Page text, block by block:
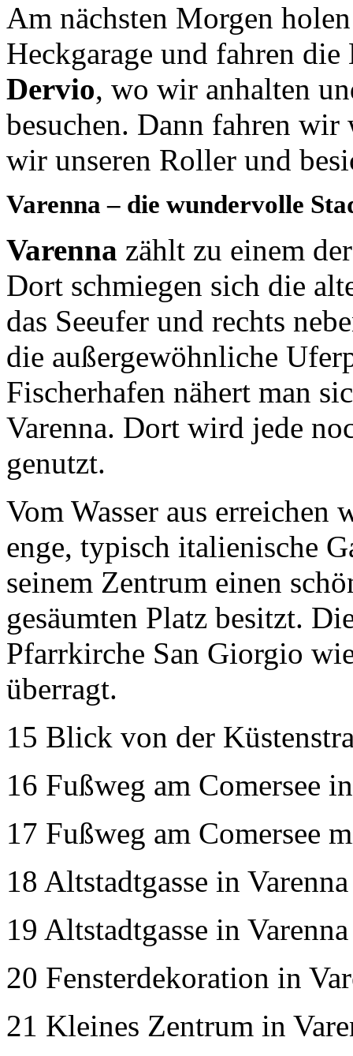
Am nächsten Morgen
Heckgarage und fahren
Dervio, wo wir anhalten
besuchen. Dann fahren
wir unseren Roller und
Varenna – die wundervolle
Varenna zählt zu einem
Dort schmiegen sich die
das Seeufer und rechts
die außergewöhnliche
Fischerhafen nähert man
Varenna. Dort wird jede
genutzt.
Vom Wasser aus erreichen
enge, typisch italienische
seinem Zentrum einen
gesäumten Platz besitzt.
Pfarrkirche San Giorgio
überragt.
15 Blick von der
16 Fußweg am Comersee
17 Fußweg am Comersee
18 Altstadtgasse in Varenna
19 Altstadtgasse in Varenna
20 Fensterdekoration in
21 Kleines Zentrum in